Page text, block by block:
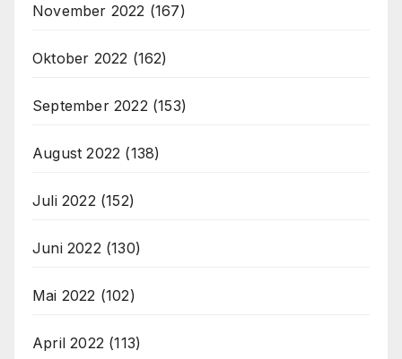
November 2022 (167)
Oktober 2022 (162)
September 2022 (153)
August 2022 (138)
Juli 2022 (152)
Juni 2022 (130)
Mai 2022 (102)
April 2022 (113)